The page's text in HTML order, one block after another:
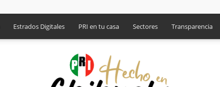
Estrados Digitales PRI en tu casa Sectores Transparencia